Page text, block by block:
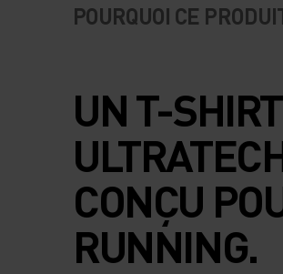
POURQUOI CE
UN T-SHIRT
CONÇU
RUNNING.